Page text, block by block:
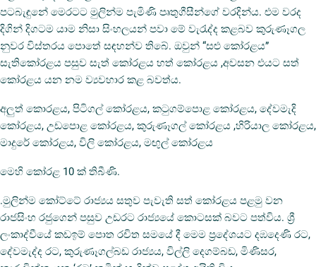
පටබැඳුනේ මෙරටට මුලින්ම පැමිණි පෘතුගීසීන්ගේ වරදින්ය. එම වරද
දිගින් දිගටම යාම නිසා සිංහලයන් පවා මේ වැරැද්ද කළබව කුරුණෑගල
නුවර විස්තරය පොතේ සඳහන්ව තිබේ. ඔවුන් “සළු කෝරළය”
සැතිකෝරළය පසුව සැත් කෝරළය හත් කෝරළය ,අවසන එයට සත්
කෝරළය යන නම ව්‍යවහාර කළ බවත්ය.
අලුත් කොරළය, පිටිගල් කෝරළය, කටුගම්පොළ කෝරළය, දේවමැදි
කෝරළය, උඩපොළ කෝරළය, කුරුණෑගල් කෝරළය ,හිරියාල කෝරළය,
මාදුරේ කෝරළය, විලි කෝරළය, මඟුල් කෝරළය
මෙහි කෝරළ 10 ක් තිබීණි.
.මුලින්ම කෝට්ටේ රාජ්‍යය සතුව පැවැති සත් කෝරළය පළමු වන
රාජසිංහ රජුගෙන් පසුව උඩරට රාජ්‍යයේ කොටසක් බවට පත්විය. ශ්‍රී
ලංකාද්වීයේ කඩඉම් පොත රචිත සමයේ දී මෙම ප්‍රදේශයට දඹදෙණි රට,
දේවමැද්ද රට, කුරුණෑගල්බඩ රාජ්‍යය, විල්ලි දෙගම්බඩ, මිණිසර,